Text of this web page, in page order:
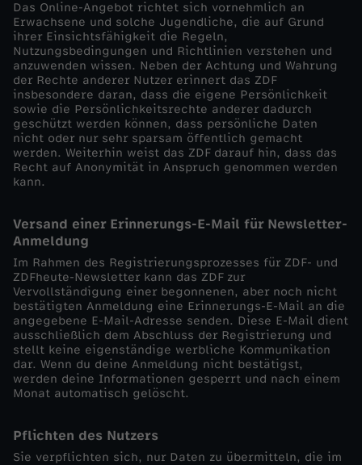
Das Online-Angebot richtet sich vornehmlich an
Erwachsene und solche Jugendliche, die auf Grund
ihrer Einsichtsfähigkeit die Regeln,
Nutzungsbedingungen und Richtlinien verstehen und
anzuwenden wissen. Neben der Achtung und Wahrung
der Rechte anderer Nutzer erinnert das ZDF
insbesondere daran, dass die eigene Persönlichkeit
sowie die Persönlichkeitsrechte anderer dadurch
geschützt werden können, dass persönliche Daten
nicht oder nur sehr sparsam öffentlich gemacht
werden. Weiterhin weist das ZDF darauf hin, dass das
Recht auf Anonymität in Anspruch genommen werden
kann.
Versand einer Erinnerungs-E-Mail für Newsletter-
Anmeldung
Im Rahmen des Registrierungsprozesses für ZDF- und
ZDFheute-Newsletter kann das ZDF zur
Vervollständigung einer begonnenen, aber noch nicht
bestätigten Anmeldung eine Erinnerungs-E-Mail an die
angegebene E-Mail-Adresse senden. Diese E-Mail dient
ausschließlich dem Abschluss der Registrierung und
stellt keine eigenständige werbliche Kommunikation
dar. Wenn du deine Anmeldung nicht bestätigst,
werden deine Informationen gesperrt und nach einem
Monat automatisch gelöscht.
Pflichten des Nutzers
Sie verpflichten sich, nur Daten zu übermitteln, die im